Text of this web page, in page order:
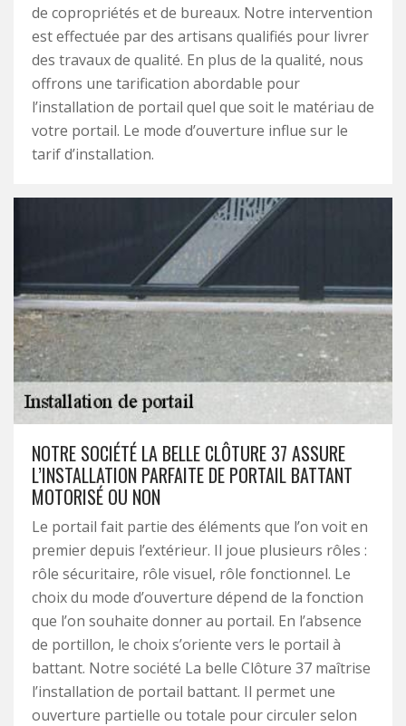
de copropriétés et de bureaux. Notre intervention
est effectuée par des artisans qualifiés pour livrer
des travaux de qualité. En plus de la qualité, nous
offrons une tarification abordable pour
l’installation de portail quel que soit le matériau de
votre portail. Le mode d’ouverture influe sur le
tarif d’installation.
NOTRE SOCIÉTÉ LA BELLE CLÔTURE 37 ASSURE
L’INSTALLATION PARFAITE DE PORTAIL BATTANT
MOTORISÉ OU NON
Le portail fait partie des éléments que l’on voit en
premier depuis l’extérieur. Il joue plusieurs rôles :
rôle sécuritaire, rôle visuel, rôle fonctionnel. Le
choix du mode d’ouverture dépend de la fonction
que l’on souhaite donner au portail. En l’absence
de portillon, le choix s’oriente vers le portail à
battant. Notre société La belle Clôture 37 maîtrise
l’installation de portail battant. Il permet une
ouverture partielle ou totale pour circuler selon